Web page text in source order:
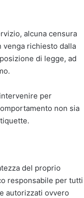
alcuna censura
venga richiesto dalla
di legge, ad
per
non sia
del proprio
responsabile per tutti
autorizzati ovvero